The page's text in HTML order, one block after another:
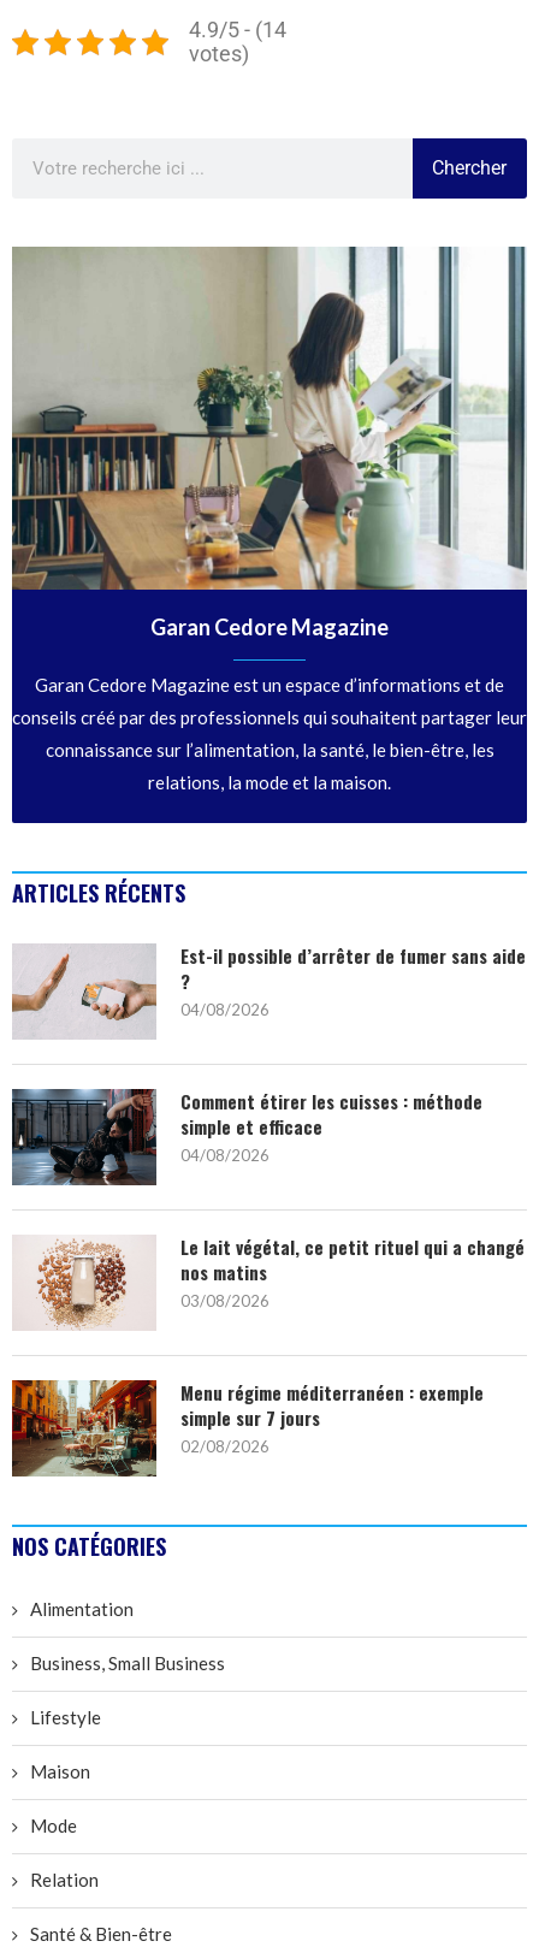
4.9/5 - (14
votes)
Chercher
Garan Cedore Magazine
Garan Cedore Magazine est un espace d’informations et de
conseils créé par des professionnels qui souhaitent partager leur
connaissance sur l’alimentation, la santé, le bien-être, les
relations, la mode et la maison.
ARTICLES RÉCENTS
Est-il possible d’arrêter de fumer sans aide
?
04/08/2026
Comment étirer les cuisses : méthode
simple et efficace
04/08/2026
Le lait végétal, ce petit rituel qui a changé
nos matins
03/08/2026
Menu régime méditerranéen : exemple
simple sur 7 jours
02/08/2026
NOS CATÉGORIES
Alimentation
Business, Small Business
Lifestyle
Maison
Mode
Relation
Santé & Bien-être